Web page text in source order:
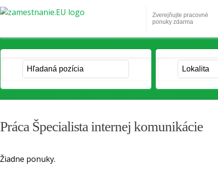
Zverejňujte pracovné
ponuky zdarma
Práca Špecialista internej komunikácie
Žiadne ponuky.